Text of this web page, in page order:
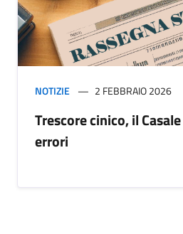
NOTIZIE 2 FEBBRAIO 2026
Trescore cinico, il
errori